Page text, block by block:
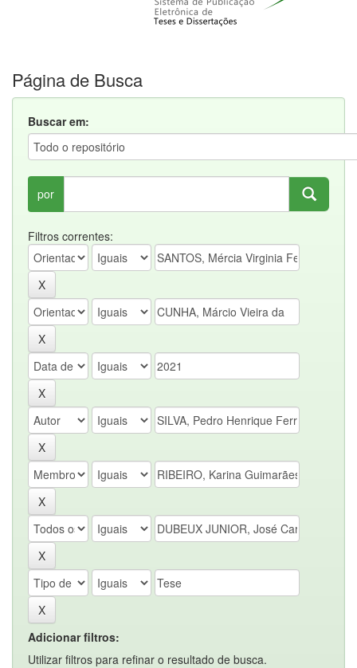
Página de Busca
Buscar em:
por
Filtros correntes:
Adicionar filtros:
Utilizar filtros para refinar o resultado de busca.